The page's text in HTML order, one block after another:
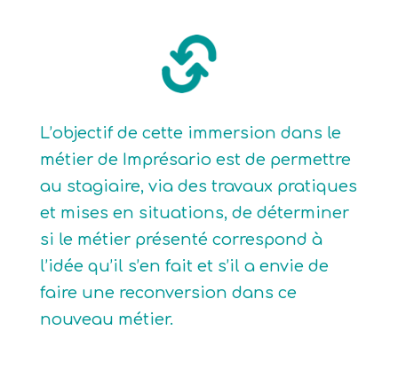
L’objectif de cette immersion dans le
métier de Imprésario est de permettre
au stagiaire, via des travaux pratiques
et mises en situations, de déterminer
si le métier présenté correspond à
l’idée qu’il s’en fait et s’il a envie de
faire une reconversion dans ce
nouveau métier.